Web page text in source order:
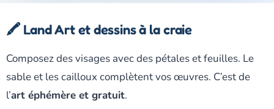
🖍️ Land Art et dessins à la craie
Composez des visages avec des pétales et feuilles. Le
sable et les cailloux complètent vos œuvres. C’est de
l’art éphémère et gratuit.